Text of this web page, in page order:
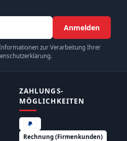
Anmelden
zur Verarbeitung Ihrer
ZAHLUNGS­
MÖGLICHKEITEN
Rechnung (Firmenkunden)